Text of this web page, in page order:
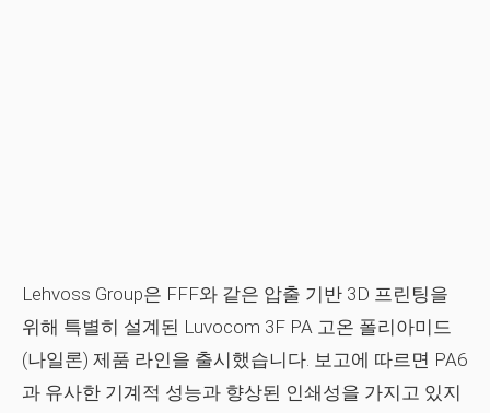
Lehvoss Group은 FFF와 같은 압출 기반 3D 프린팅을
위해 특별히 설계된 Luvocom 3F PA 고온 폴리아미드
(나일론) 제품 라인을 출시했습니다. 보고에 따르면 PA6
과 유사한 기계적 성능과 향상된 인쇄성을 가지고 있지